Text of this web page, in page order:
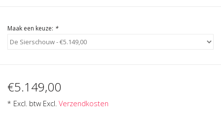
Maak een keuze: *
€5.149,00
* Excl. btw Excl. Verzendkosten